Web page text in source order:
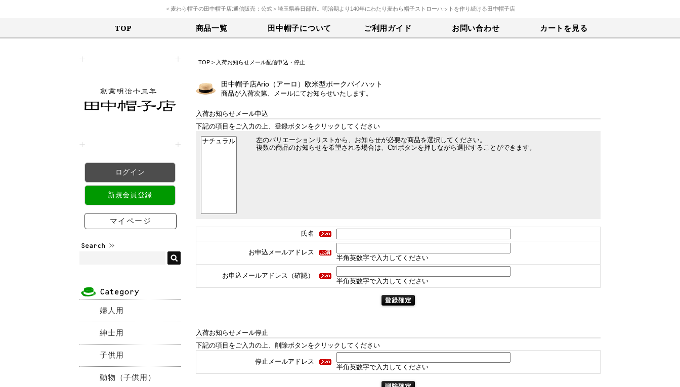
＜麦わら帽子の田中帽子店:通信販売：公式＞埼玉県春日部市。明治期より140年にわたり麦わら帽子ストローハットを作り続ける田中帽子店
TOP 商品一覧 田中帽子について ご利用ガイド お問い合わせ カートを見る
ログイン
新規会員登録
マイページ
婦人用
紳士用
子供用
動物（子供用）
TOP > 入荷お知らせメール配信申込・停止
田中帽子店Ario（アーロ）欧米型ポークパイハット
商品が入荷次第、メールにてお知らせいたします。
入荷お知らせメール申込
下記の項目をご入力の上、登録ボタンをクリックしてください
左のバリエーションリストから、お知らせが必要な商品を選択してください。
複数の商品のお知らせを希望される場合は、Ctrlボタンを押しながら選択することができます。
氏名
お申込メールアドレス
半角英数字で入力してください
お申込メールアドレス（確認）
半角英数字で入力してください
入荷お知らせメール停止
下記の項目をご入力の上、削除ボタンをクリックしてください
停止メールアドレス
半角英数字で入力してください